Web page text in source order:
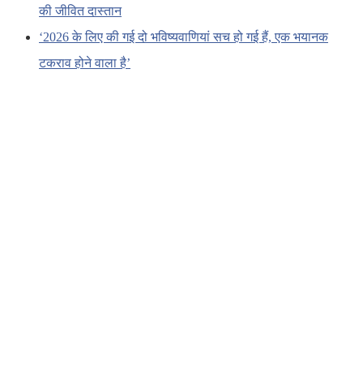
की जीवित दास्तान
‘2026 के लिए की गई दो भविष्यवाणियां सच हो गई हैं, एक भयानक
टकराव होने वाला है’